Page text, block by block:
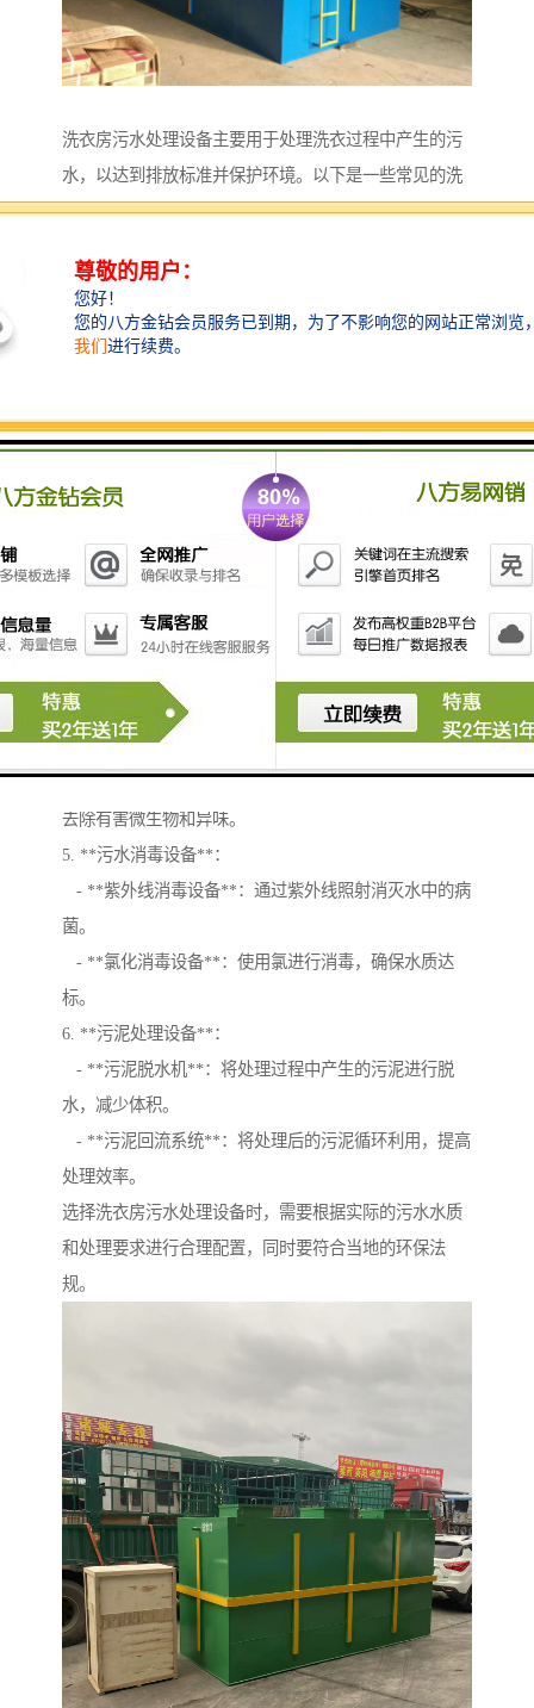
洗衣房污水处理设备主要用于处理洗衣过程中产生的污
水，以达到排放标准并保护环境。以下是一些常见的洗
衣房污水处理设备及其功能：
- **格栅**：去除污水中的大颗粒杂质，如布料碎片和
沙砾。
- **沉砂池**：沉淀污水中的砂粒和重金属等沉降物。
- **气浮设备**：通过气泡将污水中的悬浮物去除。
3. **生化处理设备**：
- **活性污泥法**：采用微生物降解污水中的有机物
质。
污水中的污染物。
4. **化学处理设备**：
- **混凝沉淀池**：通过加入混凝剂使悬浮物聚结沉
降。
- **臭氧消毒设备**：利用臭氧对污水进行消毒处理，
去除有害微生物和异味。
5. **污水消毒设备**：
- **紫外线消毒设备**：通过紫外线照射消灭水中的病
菌。
- **氯化消毒设备**：使用氯进行消毒，确保水质达
标。
6. **污泥处理设备**：
- **污泥脱水机**：将处理过程中产生的污泥进行脱
水，减少体积。
- **污泥回流系统**：将处理后的污泥循环利用，提高
处理效率。
选择洗衣房污水处理设备时，需要根据实际的污水水质
和处理要求进行合理配置，同时要符合当地的环保法
规。